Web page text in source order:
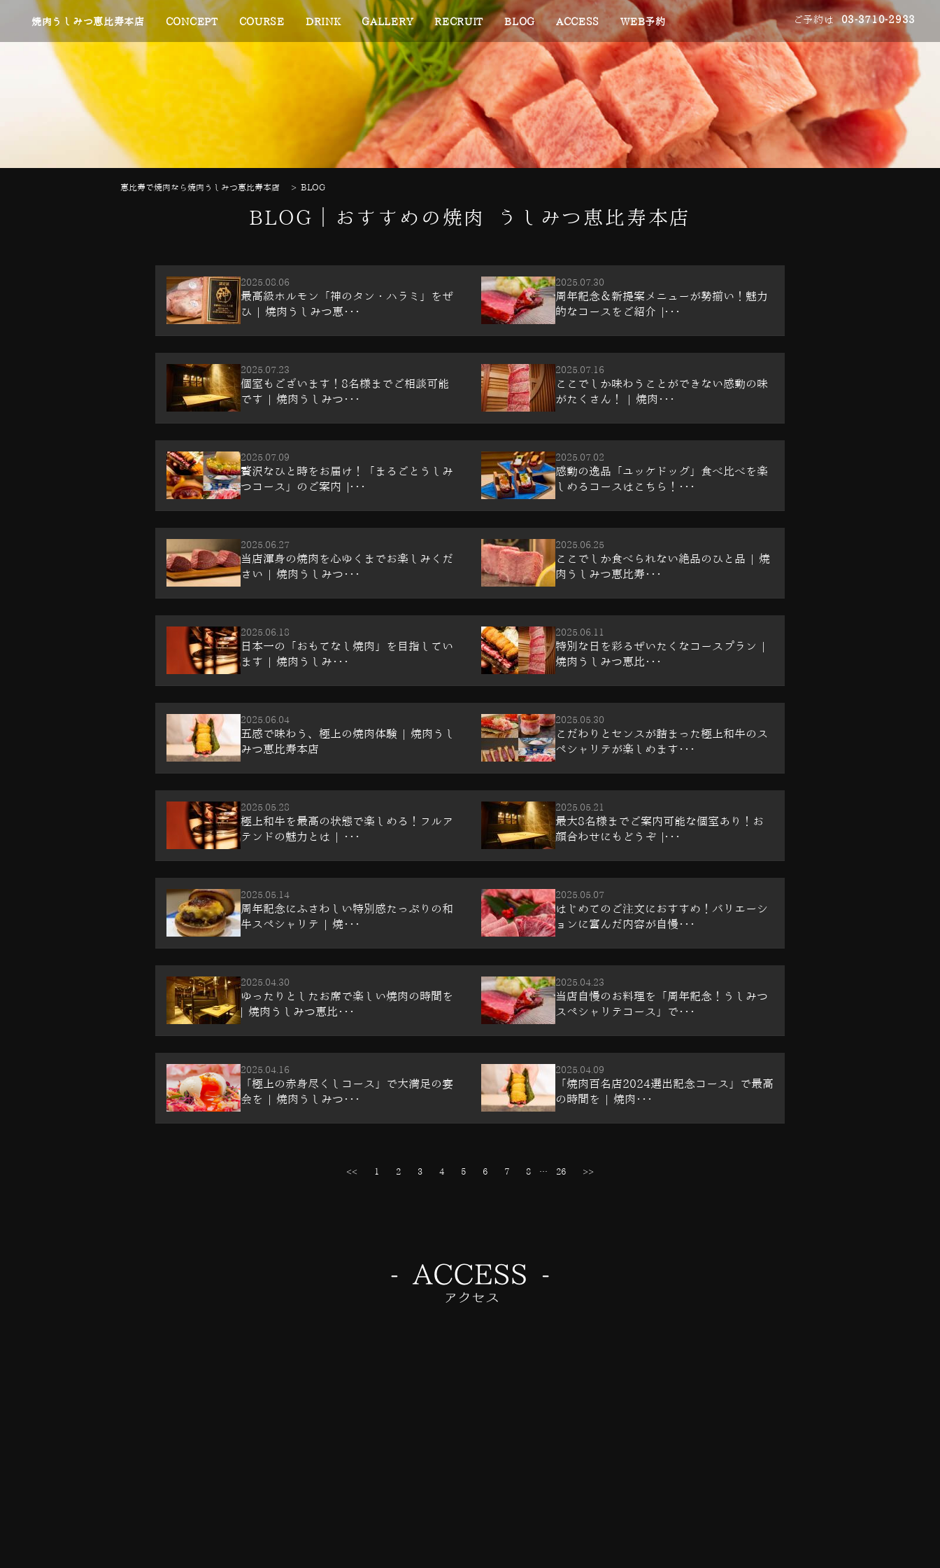
焼肉うしみつ恵比寿本店 CONCEPT COURSE DRINK GALLERY RECRUIT BLOG ACCESS WEB予約 ご予約は 03-3710-2933
恵比寿で焼肉なら焼肉うしみつ恵比寿本店 > BLOG
BLOG｜おすすめの焼肉 うしみつ恵比寿本店
2025.08.06
最高級ホルモン「神のタン・ハラミ」をぜ
ひ | 焼肉うしみつ恵･･･
2025.07.30
周年記念＆新提案メニューが勢揃い！魅力
的なコースをご紹介 |･･･
2025.07.23
個室もございます！8名様までご相談可能
です | 焼肉うしみつ･･･
2025.07.16
ここでしか味わうことができない感動の味
がたくさん！ | 焼肉･･･
2025.07.09
贅沢なひと時をお届け！「まるごとうしみ
つコース」のご案内 |･･･
2025.07.02
感動の逸品「ユッケドッグ」食べ比べを楽
しめるコースはこちら！･･･
2025.06.27
当店渾身の焼肉を心ゆくまでお楽しみくだ
さい | 焼肉うしみつ･･･
2025.06.25
ここでしか食べられない絶品のひと品 | 焼
肉うしみつ恵比寿･･･
2025.06.18
日本一の「おもてなし焼肉」を目指してい
ます | 焼肉うしみ･･･
2025.06.11
特別な日を彩るぜいたくなコースプラン |
焼肉うしみつ恵比･･･
2025.06.04
五感で味わう、極上の焼肉体験 | 焼肉うし
みつ恵比寿本店
2025.05.30
こだわりとセンスが詰まった極上和牛のス
ペシャリテが楽しめます･･･
2025.05.28
極上和牛を最高の状態で楽しめる！フルア
テンドの魅力とは | ･･･
2025.05.21
最大8名様までご案内可能な個室あり！お
顔合わせにもどうぞ |･･･
2025.05.14
周年記念にふさわしい特別感たっぷりの和
牛スペシャリテ | 焼･･･
2025.05.07
はじめてのご注文におすすめ！バリエーシ
ョンに富んだ内容が自慢･･･
2025.04.30
ゆったりとしたお席で楽しい焼肉の時間を
| 焼肉うしみつ恵比･･･
2025.04.23
当店自慢のお料理を「周年記念！うしみつ
スペシャリテコース」で･･･
2025.04.16
「極上の赤身尽くしコース」で大満足の宴
会を | 焼肉うしみつ･･･
2025.04.09
「焼肉百名店2024選出記念コース」で最高
の時間を | 焼肉･･･
<< 1 2 3 4 5 6 7 8 … 26 >>